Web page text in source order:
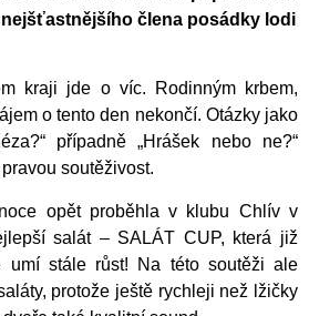
člena posádky lodi
kraji jde o víc. Rodinným krbem,
o tento den nekončí. Otázky jako
případně „Hrášek nebo ne?“
soutěživost.
opět proběhla v klubu Chlív v
salát – SALÁT CUP, která již
umí stále růst! Na této soutěži ale
protože ještě rychleji než lžičky